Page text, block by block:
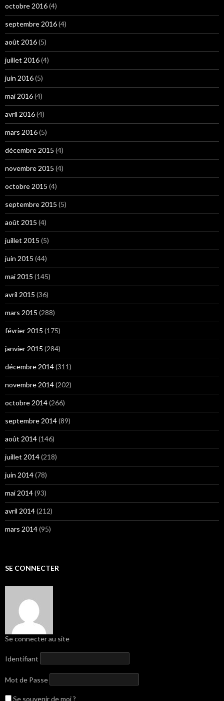
octobre 2016(4)
septembre 2016(4)
août 2016(5)
juillet 2016(4)
juin 2016(5)
mai 2016(4)
avril 2016(4)
mars 2016(5)
décembre 2015 (4)
novembre 2015 (4)
octobre 2015 (4)
septembre 2015 (5)
août 2015 (4)
juillet 2015 (5)
juin 2015 (44)
mai 2015 (145)
avril 2015 (36)
mars 2015 (288)
février 2015 (175)
janvier 2015 (284)
décembre 2014(311)
novembre 2014(202)
octobre 2014(266)
septembre 2014(89)
août 2014(146)
juillet 2014(218)
juin 2014(78)
mai 2014(93)
avril 2014(212)
mars 2014(95)
SE CONNECTER
Se connecter au site
Identifiant
Mot de Passe
Se souvenir de moi ?